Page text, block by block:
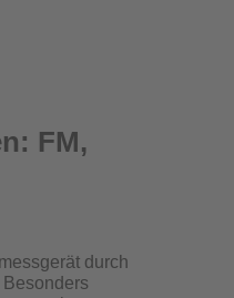
FM,
durch
Besonders